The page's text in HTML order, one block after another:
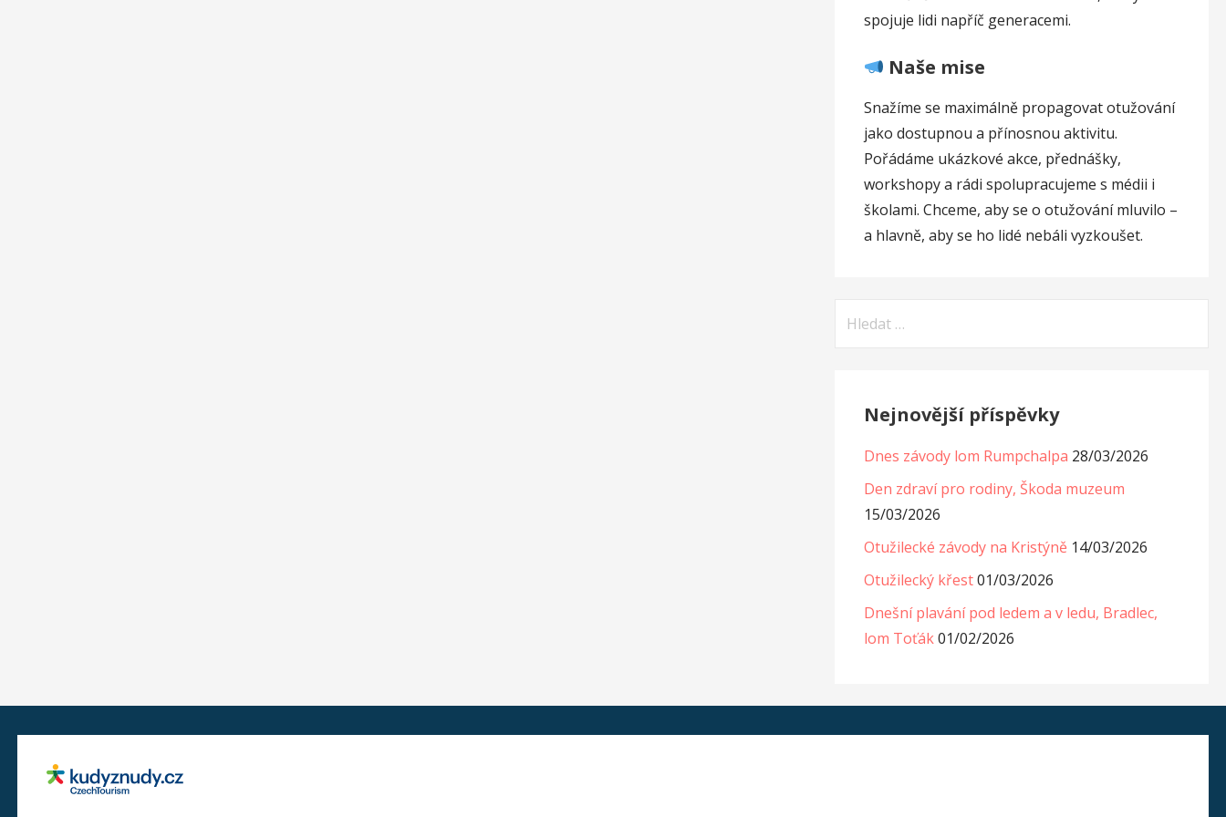
spojuje lidi napříč generacemi.
Naše mise
Snažíme se maximálně propagovat otužování
jako dostupnou a přínosnou aktivitu.
Pořádáme ukázkové akce, přednášky,
workshopy a rádi spolupracujeme s médii i
školami. Chceme, aby se o otužování mluvilo –
a hlavně, aby se ho lidé nebáli vyzkoušet.
Nejnovější příspěvky
Dnes závody lom Rumpchalpa 28/03/2026
Den zdraví pro rodiny, Škoda muzeum
15/03/2026
Otužilecké závody na Kristýně 14/03/2026
Otužilecký křest01/03/2026
Dnešní plavání pod ledem a v ledu, Bradlec,
lom Toťák01/02/2026